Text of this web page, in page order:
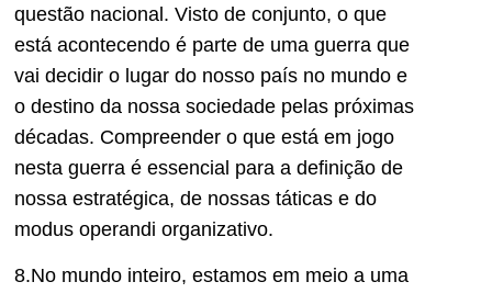
questão nacional. Visto de conjunto, o que
está acontecendo é parte de uma guerra que
vai decidir o lugar do nosso país no mundo e
o destino da nossa sociedade pelas próximas
décadas. Compreender o que está em jogo
nesta guerra é essencial para a definição de
nossa estratégica, de nossas táticas e do
modus operandi organizativo.
8.No mundo inteiro, estamos em meio a uma